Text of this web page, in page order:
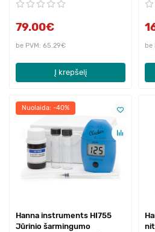
79.00€
be PVM: 65.29€
Į krepšelį
be
Nuolaida: -40%
Hanna instruments HI755
Jūrinio šarmingumo